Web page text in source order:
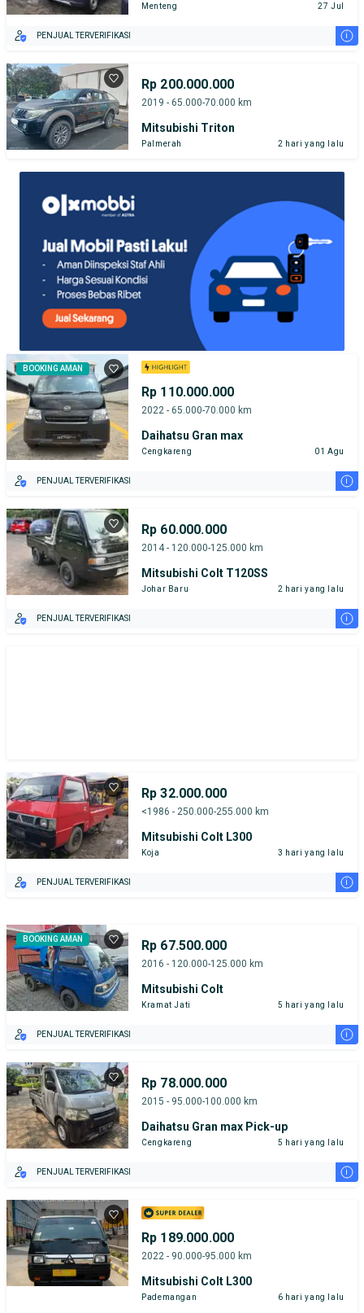
Menteng 27 Jul
PENJUAL TERVERIFIKASI i
Rp 200.000.000
2019 - 65.000-70.000 km
Mitsubishi Triton
Palmerah 2 hari yang lalu
BOOKING AMAN
Rp 110.000.000
2022 - 65.000-70.000 km
Daihatsu Gran max
Cengkareng 01 Agu
PENJUAL TERVERIFIKASI i
Rp 60.000.000
2014 - 120.000-125.000 km
Mitsubishi Colt T120SS
Johar Baru 2 hari yang lalu
PENJUAL TERVERIFIKASI i
Rp 32.000.000
<1986 - 250.000-255.000 km
Mitsubishi Colt L300
Koja 3 hari yang lalu
PENJUAL TERVERIFIKASI i
BOOKING AMAN Rp 67.500.000
2016 - 120.000-125.000 km
Mitsubishi Colt
Kramat Jati 5 hari yang lalu
PENJUAL TERVERIFIKASI i
Rp 78.000.000
2015 - 95.000-100.000 km
Daihatsu Gran max Pick-up
Cengkareng 5 hari yang lalu
PENJUAL TERVERIFIKASI i
Rp 189.000.000
2022 - 90.000-95.000 km
Mitsubishi Colt L300
Pademangan 6 hari yang lalu